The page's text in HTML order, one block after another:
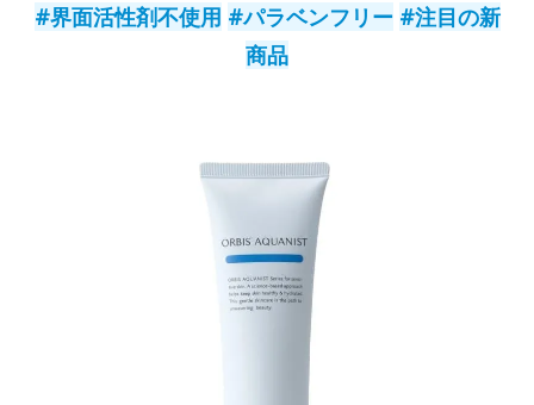
#界面活性剤不使用 #パラベンフリー #注目の新
商品